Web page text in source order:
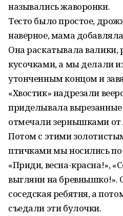
назывались жаворонки.
Тесто было простое,
наверное, мама
Она раскатывала
кусочками, а мы делали
утонченным концом и
«Хвостик» надрезали
приделывала
отмечали зернышками
Потом с этими
птичками мы носились
«Приди, весна-красна!»,
выгляни на бревнышко!».
соседская ребятня, а
съедали эти булочки.